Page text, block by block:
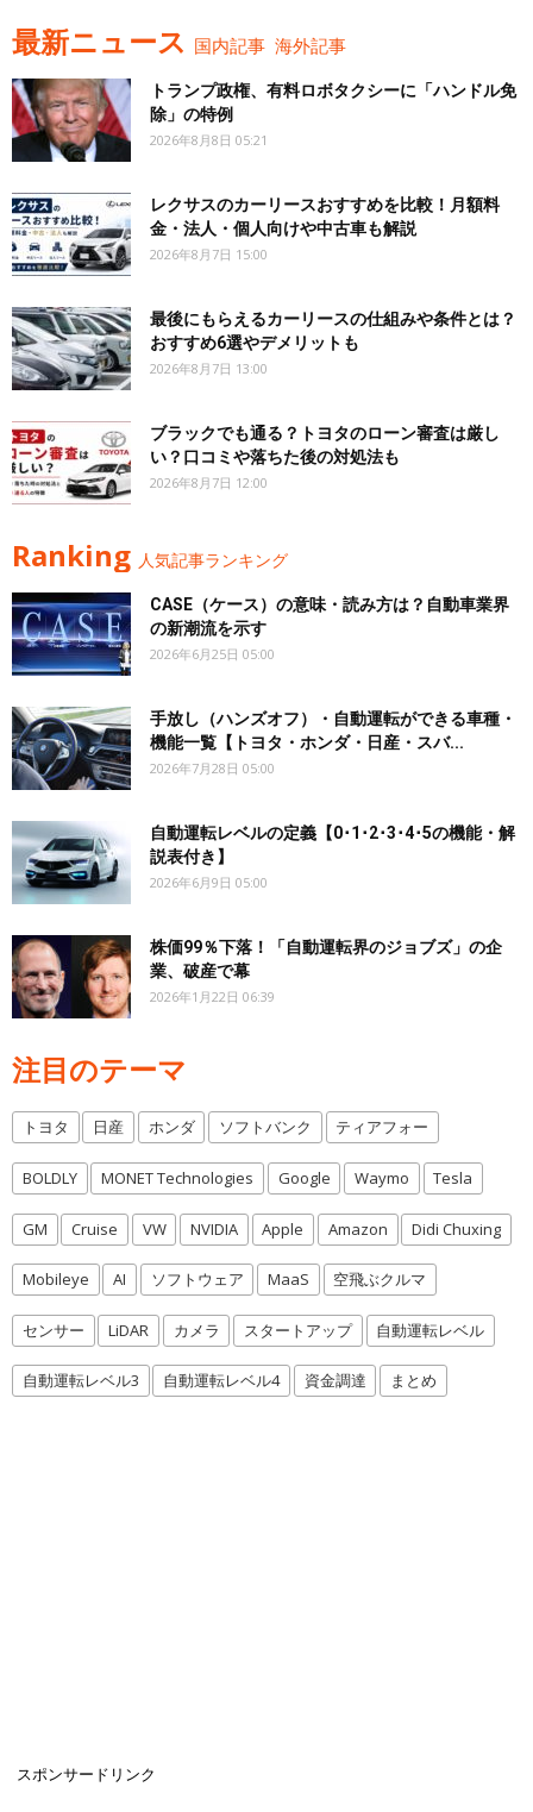
最新ニュース 国内記事 海外記事
トランプ政権、有料ロボタクシーに「ハンドル免
除」の特例
2026年8月8日 05:21
レクサスのカーリースおすすめを比較！月額料
金・法人・個人向けや中古車も解説
2026年8月7日 15:00
最後にもらえるカーリースの仕組みや条件とは？
おすすめ6選やデメリットも
2026年8月7日 13:00
ブラックでも通る？トヨタのローン審査は厳し
い？口コミや落ちた後の対処法も
2026年8月7日 12:00
Ranking 人気記事ランキング
CASE（ケース）の意味・読み方は？自動車業界
の新潮流を示す
2026年6月25日 05:00
手放し（ハンズオフ）・自動運転ができる車種・
機能一覧【トヨタ・ホンダ・日産・スバ...
2026年7月28日 05:00
自動運転レベルの定義【0･1･2･3･4･5の機能・解
説表付き】
2026年6月9日 05:00
株価99％下落！「自動運転界のジョブズ」の企
業、破産で幕
2026年1月22日 06:39
注目のテーマ
トヨタ 日産 ホンダ ソフトバンク ティアフォー
BOLDLY MONET Technologies Google Waymo Tesla
GM Cruise VW NVIDIA Apple Amazon Didi Chuxing
Mobileye AI ソフトウェア MaaS 空飛ぶクルマ
センサー LiDAR カメラ スタートアップ 自動運転レベル
自動運転レベル3 自動運転レベル4 資金調達 まとめ
スポンサードリンク